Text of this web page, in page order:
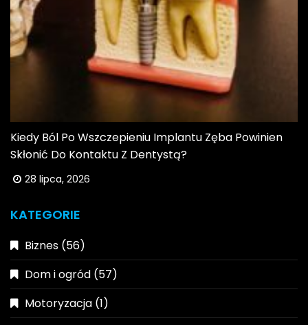
Kiedy Ból Po Wszczepieniu Implantu Zęba Powinien
Skłonić Do Kontaktu Z Dentystą?
28 lipca, 2026
KATEGORIE
Biznes (56)
Dom i ogród (57)
Motoryzacja (1)